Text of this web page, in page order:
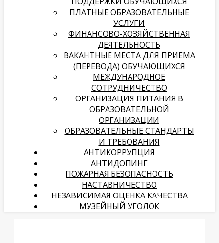
ПЛАТНЫЕ ОБРАЗОВАТЕЛЬНЫЕ
УСЛУГИ
­­ФИНАНСОВО-ХОЗЯЙСТВЕННАЯ
ДЕЯТЕЛЬНОСТЬ
ВАКАНТНЫЕ МЕСТА ДЛЯ ПРИЕМА
(ПЕРЕВОДА) ОБУЧАЮЩИХСЯ
МЕЖДУНАРОДНОЕ
СОТРУДНИЧЕСТВО
ОРГАНИЗАЦИЯ ПИТАНИЯ В
ОБРАЗОВАТЕЛЬНОЙ
ОРГАНИЗАЦИИ
ОБРАЗОВАТЕЛЬНЫЕ СТАНДАРТЫ
И ТРЕБОВАНИЯ
АНТИКОРРУПЦИЯ
АНТИДОПИНГ
ПОЖАРНАЯ БЕЗОПАСНОСТЬ
НАСТАВНИЧЕСТВО
НЕЗАВИСИМАЯ ОЦЕНКА КАЧЕСТВА
МУЗЕЙНЫЙ УГОЛОК